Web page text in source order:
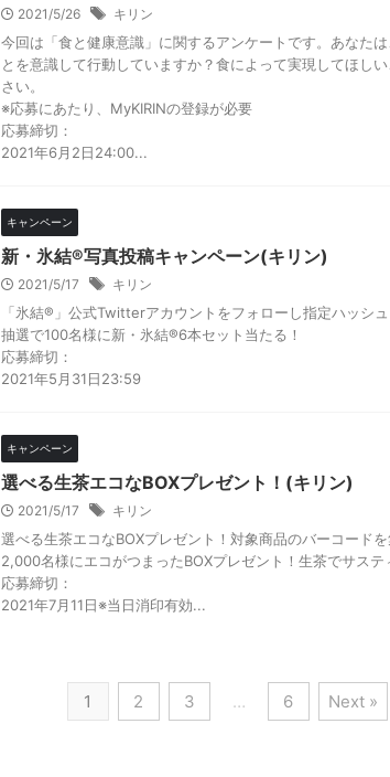
2021/5/26 キリン
今回は「食と健康意識」に関するアンケートです。あなた
とを意識して行動していますか？食によって実現してほし
さい。
※応募にあたり、MyKIRINの登録が必要
応募締切：
2021年6月2日24:00...
キャンペーン
新・氷結®写真投稿キャンペーン(キリン)
2021/5/17 キリン
「氷結®」公式Twitterアカウントをフォローし指定ハッシ
抽選で100名様に新・氷結®6本セット当たる！
応募締切：
2021年5月31日23:59
キャンペーン
選べる生茶エコなBOXプレゼント！(キリン)
2021/5/17 キリン
選べる生茶エコなBOXプレゼント！対象商品のバーコード
2,000名様にエコがつまったBOXプレゼント！生茶でサス
応募締切：
2021年7月11日※当日消印有効...
1 2 3 … 6 Next »